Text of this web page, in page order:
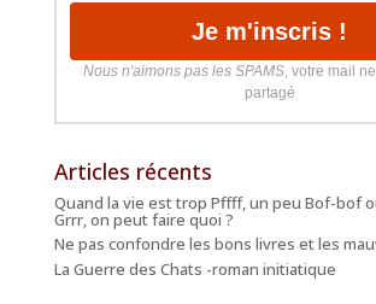
Nous n'aimons pas les SPAMS , votre mail
partagé
Articles récents
Quand la vie est trop Pffff, un peu Bof-bof
Grrr, on peut faire quoi ?
Ne pas confondre les bons livres et les
La Guerre des Chats -roman initiatique